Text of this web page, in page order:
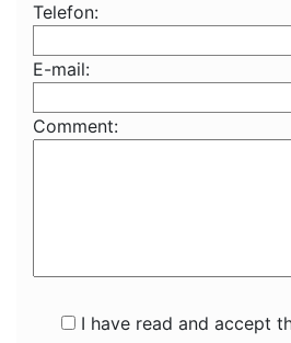
Telefon:
E-mail:
Comment:
I have read and accept